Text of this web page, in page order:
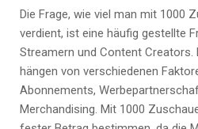
Die Frage, wie viel man mit 1000
verdient, ist eine häufig gestellte
Streamern und Content Creators.
hängen von verschiedenen
Abonnements,
Merchandising. Mit 1000